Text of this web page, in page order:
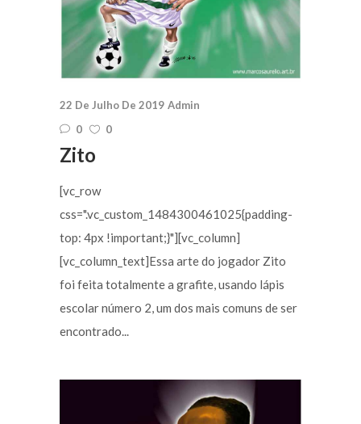
22 De Julho De 2019 Admin
0
0
Zito
[vc_row
css=".vc_custom_1484300461025{padding-
top: 4px !important;}"][vc_column]
[vc_column_text]Essa arte do jogador Zito
foi feita totalmente a grafite, usando lápis
escolar número 2, um dos mais comuns de ser
encontrado...